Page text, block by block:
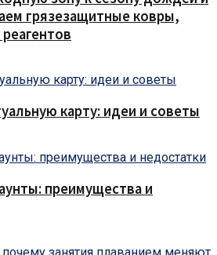
грязезащитные ковры,
карту: идеи и советы
преимущества и